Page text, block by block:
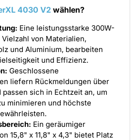
4030 V2 wählen?
Eine leistungsstarke 300W-
von Materialien,
und Aluminium, bearbeiten
und Effizienz.
Geschlossene
liefern Rückmeldungen über
sich in Echtzeit an, um
minimieren und höchste
Ein geräumiger
15,8" x 11,8" x 4,3" bietet Platz